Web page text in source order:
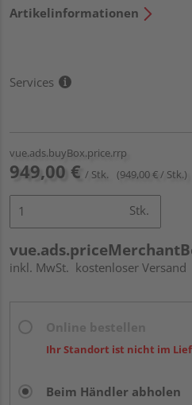
Artikelinformationen
Services
vue.ads.buyBox.price.rrp
949,00 € / Stk. (949,00 € / Stk.)
Stk.
inkl. MwSt. kostenloser Versand
Ihr Standort ist nicht im
Beim Händler abholen